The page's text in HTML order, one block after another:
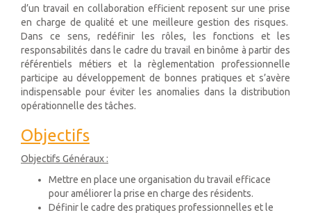
d’un travail en collaboration efficient reposent sur une prise
en charge de qualité et une meilleure gestion des risques.
Dans ce sens, redéfinir les rôles, les fonctions et les
responsabilités dans le cadre du travail en binôme à partir des
référentiels métiers et la règlementation professionnelle
participe au développement de bonnes pratiques et s’avère
indispensable pour éviter les anomalies dans la distribution
opérationnelle des tâches.
Objectifs
Objectifs Généraux :
Mettre en place une organisation du travail efficace
pour améliorer la prise en charge des résidents.
Définir le cadre des pratiques professionnelles et le